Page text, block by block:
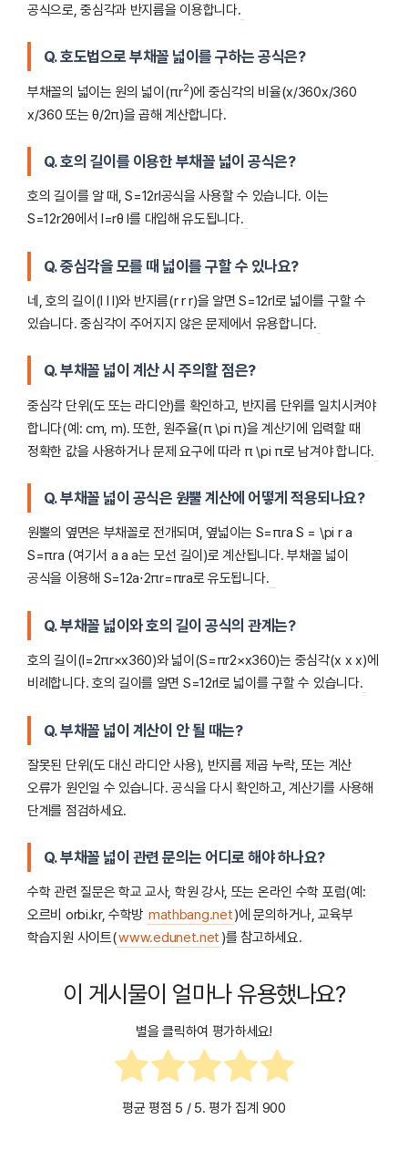
공식으로, 중심각과 반지름을 이용합니다.
Q. 호도법으로 부채꼴 넓이를 구하는 공식은?
부채꼴의 넓이는 원의 넓이(πr2)에 중심각의 비율(x/360x/360
x/360 또는 θ/2π)을 곱해 계산합니다.
Q. 호의 길이를 이용한 부채꼴 넓이 공식은?
호의 길이를 알 때, S=12rl공식을 사용할 수 있습니다. 이는
S=12r2θ에서 l=rθ l를 대입해 유도됩니다.
Q. 중심각을 모를 때 넓이를 구할 수 있나요?
네, 호의 길이(l l l)와 반지름(r r r)을 알면 S=12rl로 넓이를 구할 수
있습니다. 중심각이 주어지지 않은 문제에서 유용합니다.
Q. 부채꼴 넓이 계산 시 주의할 점은?
중심각 단위(도 또는 라디안)를 확인하고, 반지름 단위를 일치시켜야
합니다(예: cm, m). 또한, 원주율(π \pi π)을 계산기에 입력할 때
정확한 값을 사용하거나 문제 요구에 따라 π \pi π로 남겨야 합니다.
Q. 부채꼴 넓이 공식은 원뿔 계산에 어떻게 적용되나요?
원뿔의 옆면은 부채꼴로 전개되며, 옆넓이는 S=πra S = \pi r a
S=πra (여기서 a a a는 모선 길이)로 계산됩니다. 부채꼴 넓이
공식을 이용해 S=12a⋅2πr=πra로 유도됩니다.
Q. 부채꼴 넓이와 호의 길이 공식의 관계는?
호의 길이(l=2πr×x360​)와 넓이(S=πr2×x360​)는 중심각(x x x)에
비례합니다. 호의 길이를 알면 S=12rl로 넓이를 구할 수 있습니다.
Q. 부채꼴 넓이 계산이 안 될 때는?
잘못된 단위(도 대신 라디안 사용), 반지름 제곱 누락, 또는 계산
오류가 원인일 수 있습니다. 공식을 다시 확인하고, 계산기를 사용해
단계를 점검하세요.
Q. 부채꼴 넓이 관련 문의는 어디로 해야 하나요?
수학 관련 질문은 학교 교사, 학원 강사, 또는 온라인 수학 포럼(예:
오르비 orbi.kr, 수학방 mathbang.net)에 문의하거나, 교육부
학습지원 사이트(www.edunet.net )를 참고하세요.
이 게시물이 얼마나 유용했나요?
별을 클릭하여 평가하세요!
평균 평점 5 / 5. 평가 집계 900